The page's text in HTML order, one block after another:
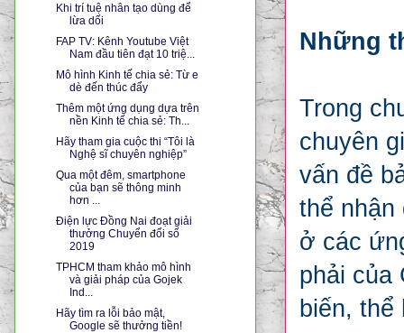
Những
Trong
chuyên
vấn đề
thể nhận
ở các
phải của
biến,
Khi trí tuệ nhân tạo dùng để
lừa dối
FAP TV: Kênh Youtube Việt
Nam đầu tiên đạt 10 triệ...
Mô hình Kinh tế chia sẻ: Từ e
dè đến thúc đẩy
Thêm một ứng dụng dựa trên
nền Kinh tế chia sẻ: Th...
Hãy tham gia cuộc thi “Tôi là
Nghệ sĩ chuyên nghiệp”
Qua một đêm, smartphone
của bạn sẽ thông minh
hơn ...
Điện lực Đồng Nai đoạt giải
thưởng Chuyển đổi số
2019
TPHCM tham khảo mô hình
và giải pháp của Gojek
Ind...
Hãy tìm ra lỗi bảo mật,
Google sẽ thưởng tiền!